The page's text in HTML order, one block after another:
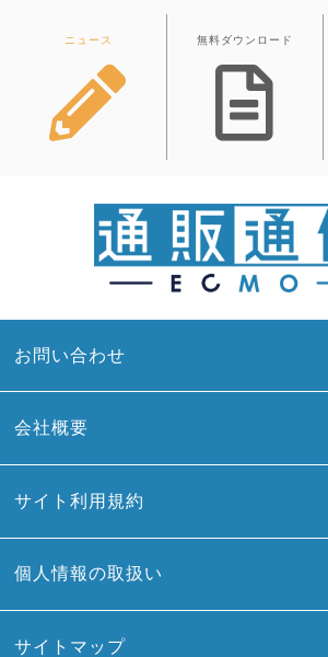
ニュース 無料ダウンロード
お問い合わせ
会社概要
サイト利用規約
個人情報の取扱い
サイトマップ